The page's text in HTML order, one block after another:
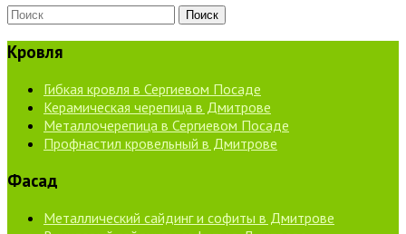
Кровля
Гибкая кровля в Сергиевом Посаде
Керамическая черепица в Дмитрове
Металлочерепица в Сергиевом Посаде
Профнастил кровельный в Дмитрове
Фасад
Металлический сайдинг и софиты в Дмитрове